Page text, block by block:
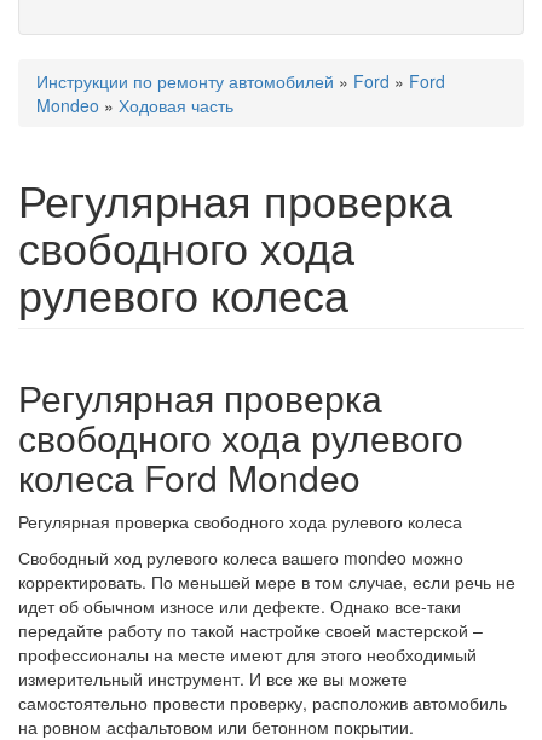
Вы здесь
Инструкции по ремонту автомобилей » Ford » Ford
Mondeo » Ходовая часть
Регулярная проверка
свободного хода
рулевого колеса
Регулярная проверка
свободного хода рулевого
колеса Ford Mondeo
Регулярная проверка свободного хода рулевого колеса
Свободный ход рулевого колеса вашего mondeo можно
корректировать. По меньшей мере в том случае, если речь не
идет об обычном износе или дефекте. Однако все-таки
передайте работу по такой настройке своей мастерской –
профессионалы на месте имеют для этого необходимый
измерительный инструмент. И все же вы можете
самостоятельно провести проверку, расположив автомобиль
на ровном асфальтовом или бетонном покрытии.